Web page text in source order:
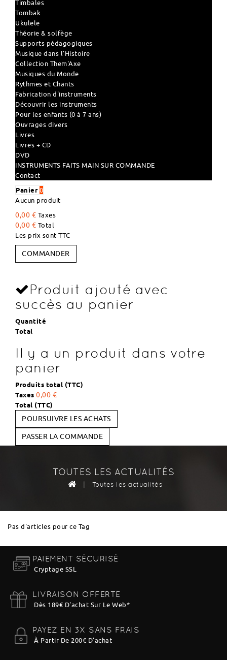
Timbales
Tombak
Ukulele
Théorie & solfège
Supports pédagogiques
Musique dans l'Histoire
Collection Them'Axe
Musiques du Monde
Rythmes et Chants
Fabrication d'instruments
Découvrir les instruments
Pour les enfants (0 à 7 ans)
Ouvrages divers
Livres
Livres + CD
DVD
INSTRUMENTS FAITS MAIN SUR COMMANDE
Contact
Panier 0
Aucun produit
0,00 € Taxes
0,00 € Total
Les prix sont TTC
COMMANDER
Produit ajouté avec
succès au panier
Quantité
Total
Il y a un produit dans votre
panier
Produits total (TTC)
Taxes 0,00 €
Total (TTC)
POURSUIVRE LES ACHATS
PASSER LA COMMANDE
TOUTES LES ACTUALITÉS
| Toutes les actualités
Pas d'articles pour ce Tag
PAIEMENT SÉCURISÉ
Cryptage SSL
LIVRAISON OFFERTE
Dès 189€ D'achat Sur Le Web*
PAYEZ EN 3X SANS FRAIS
À Partir De 200€ D'achat